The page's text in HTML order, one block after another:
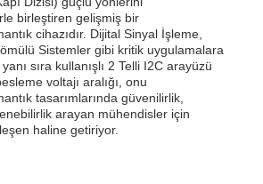
Çip)
birleştiren gelişmiş bir
cihazıdır. Dijital Sinyal İşleme,
Sistemler gibi kritik uygulamalara
sıra kullanışlı 2 Telli I2C arayüzü
voltajı aralığı, onu
tasarımlarında güvenilirlik,
arayan mühendisler için
haline getiriyor.